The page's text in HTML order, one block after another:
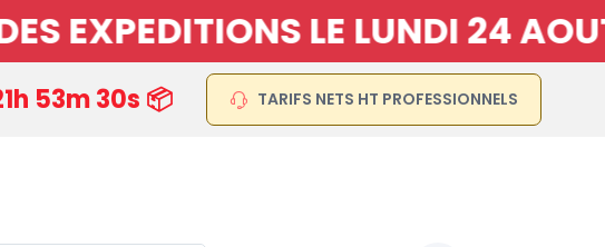
EXPEDITIONS LE LUNDI 24
53m 29s 📦 TARIFS NETS HT PROFESSIONNELS